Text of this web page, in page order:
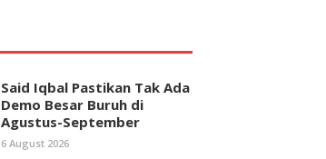
Said Iqbal Pastikan Tak Ada
Demo Besar Buruh di
Agustus-September
6 August 2026